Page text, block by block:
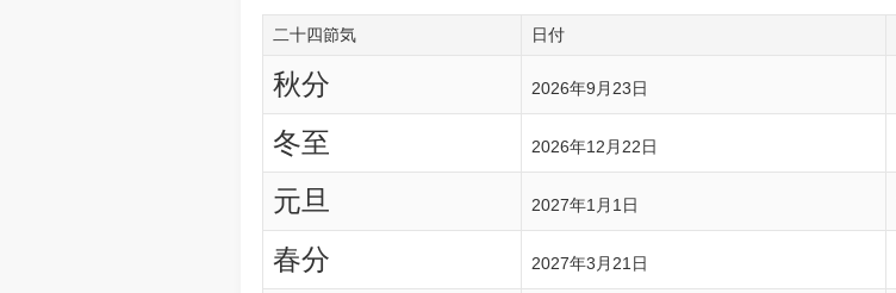
二十四節気 日付
秋分 2026年9月23日
冬至
2026年12月22日
元旦
2027年1月1日
春分
2027年3月21日